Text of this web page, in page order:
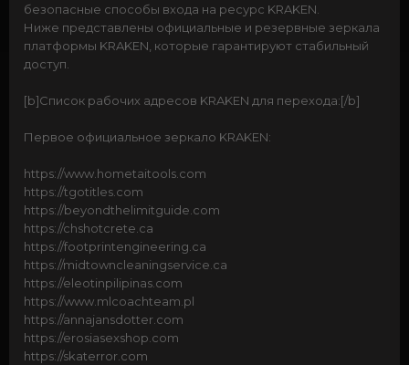
безопасные способы входа на ресурс KRAKEN.
Ниже представлены официальные и резервные зеркала
платформы KRAKEN, которые гарантируют стабильный
доступ.
[b]Список рабочих адресов KRAKEN для перехода:[/b]
Первое официальное зеркало KRAKEN:
https://www.hometaitools.com
https://tgotitles.com
https://beyondthelimitguide.com
https://chshotcrete.ca
https://footprintengineering.ca
https://midtowncleaningservice.ca
https://eleotinpilipinas.com
https://www.mlcoachteam.pl
https://annajansdotter.com
https://erosiasexshop.com
https://skaterror.com